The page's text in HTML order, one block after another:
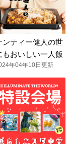
ンティー健人の世
もおいしい一人飯
年04年10日更新